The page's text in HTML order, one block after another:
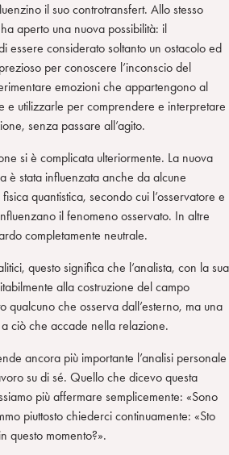
il suo controtransfert. Allo stesso
aperto una nuova possibilità: il
essere considerato soltanto un ostacolo ed
per conoscere l’inconscio del
emozioni che appartengono al
e utilizzarle per comprendere e interpretare
senza passare all’agito.
si è complicata ulteriormente. La nuova
è stata influenzata anche da alcune
quantistica, secondo cui l’osservatore e
il fenomeno osservato. In altre
completamente neutrale.
questo significa che l’analista, con la sua
alla costruzione del campo
qualcuno che osserva dall’esterno, ma una
ciò che accade nella relazione.
ancora più importante l’analisi personale
su di sé. Quello che dicevo questa
più affermare semplicemente: «Sono
piuttosto chiederci continuamente: «Sto
questo momento?».